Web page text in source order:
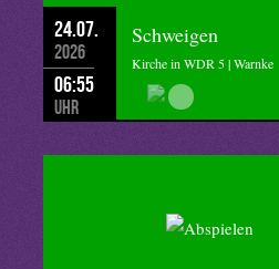
24.07.
2026
06:55
Uhr
Schweigen
Kirche in WDR 5 | Warnke